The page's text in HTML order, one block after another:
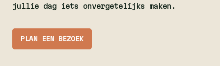
jullie dag iets onvergetelijks maken.
PLAN EEN BEZOEK